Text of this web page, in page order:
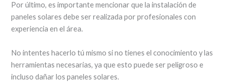
Por último, es importante mencionar que la instalación de
paneles solares debe ser realizada por profesionales con
experiencia en el área.
No intentes hacerlo tú mismo si no tienes el conocimiento y las
herramientas necesarias, ya que esto puede ser peligroso e
incluso dañar los paneles solares.